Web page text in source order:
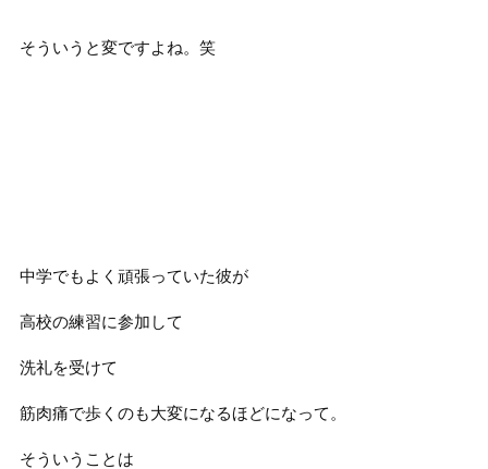
そういうと変ですよね。笑
中学でもよく頑張っていた彼が
高校の練習に参加して
洗礼を受けて
筋肉痛で歩くのも大変になるほどになって。
そういうことは